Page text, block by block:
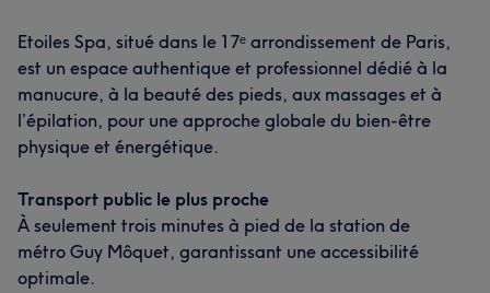
Etoiles Spa, situé dans le 17ᵉ arrondissement de Paris,
est un espace authentique et professionnel dédié à la
manucure, à la beauté des pieds, aux massages et à
l’épilation, pour une approche globale du bien-être
physique et énergétique.
Transport public le plus proche
À seulement trois minutes à pied de la station de
métro Guy Môquet, garantissant une accessibilité
optimale.